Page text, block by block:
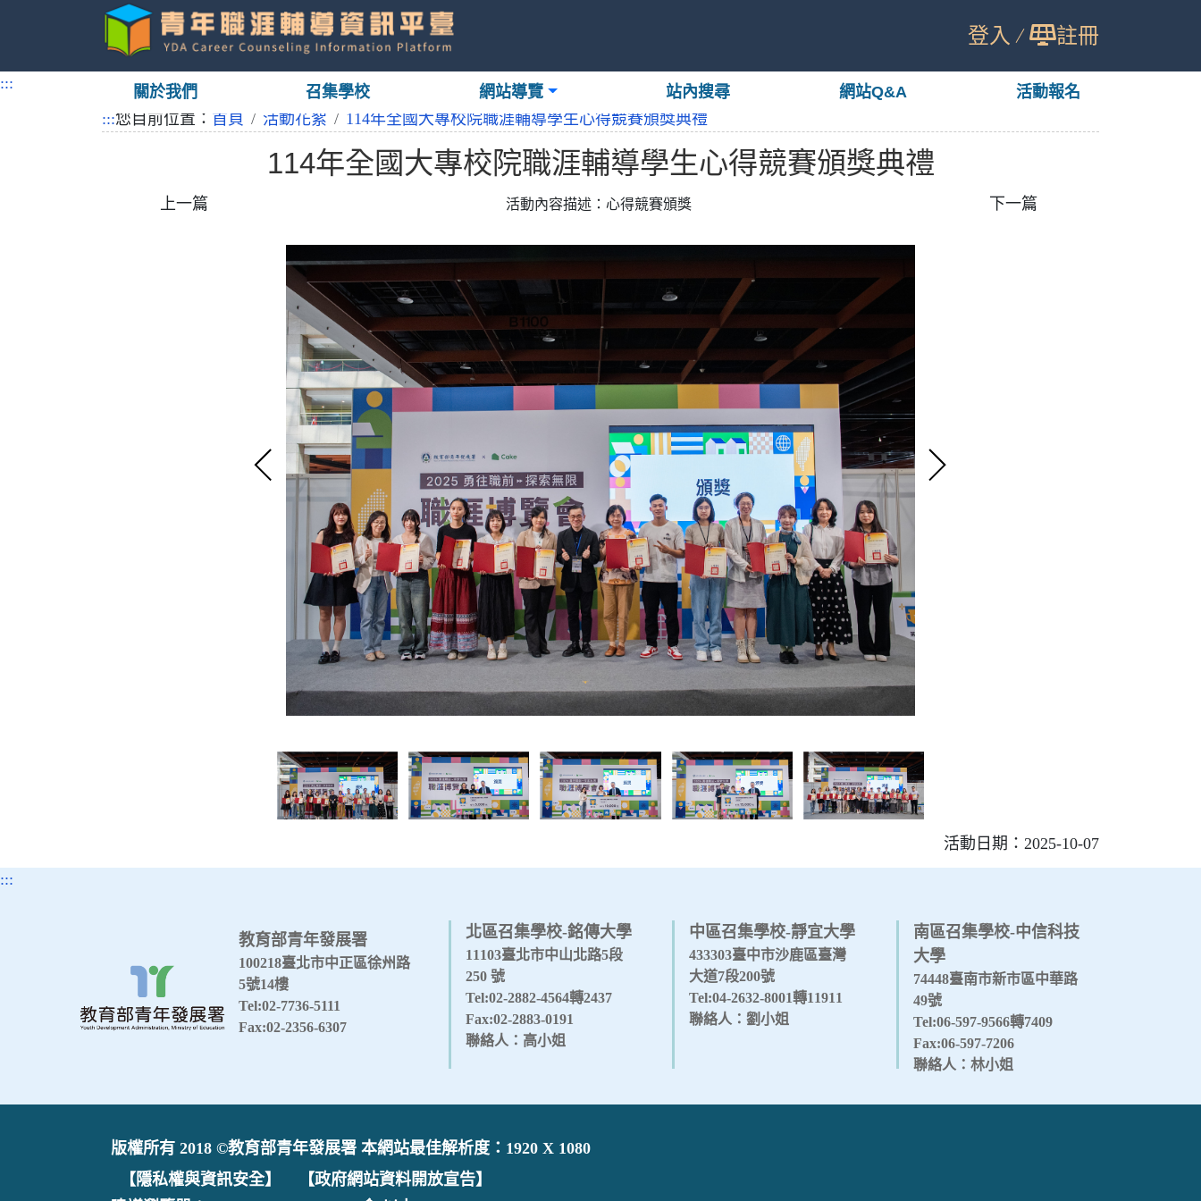
跳
到
要
登入 註冊
::: 關於我們 召集學校 網站導覽 站內搜尋 網站Q&A
活動報名
:::您目前位置： 首頁 活動花絮 114年全國大專校院職涯輔導學生心得競賽頒獎典禮
114年全國大專校院職涯輔導學生心得競賽頒獎典禮
上一篇 活動內容描述： 心得競賽頒獎 下一篇
活動日期：2025-10-07
:::
教育部青年發展署
100218臺北市中正區徐州路
5號14樓
Tel:02-7736-5111
Fax:02-2356-6307
北區召集學校-銘傳大學
11103臺北市中山北路5段
250 號
Tel:02-2882-4564轉2437
Fax:02-2883-0191
聯絡人：高小姐
中區召集學校-靜宜大學
433303臺中市沙鹿區臺灣
大道7段200號
Tel:04-2632-8001轉11911
聯絡人：劉小姐
南區召集學校-中信科技
大學
74448臺南市新市區中華路
49號
Tel:06-597-9566轉7409
Fax:06-597-7206
聯絡人：林小姐
版權所有 2018 ©教育部青年發展署 本網站最佳解析度：1920 X 1080
【隱私權與資訊安全】
【政府網站資料開放宣告】